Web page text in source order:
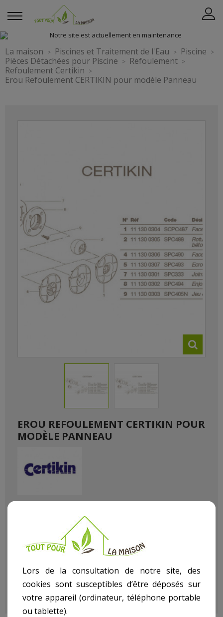
La maison Piscines et Traitement de l'Eau
Piscine
Pièces Détachées pour Piscine
Refoulement
Refoulement Certikin
Erou Refoulement CERTIKIN pour modèle Panneau
EROU REFOULEMENT CERTIKIN POUR
MODÈLE PANNEAU
Lors de la consultation de notre site, des
cookies sont susceptibles d’être déposés sur
votre appareil (ordinateur, téléphone portable
ou tablette).